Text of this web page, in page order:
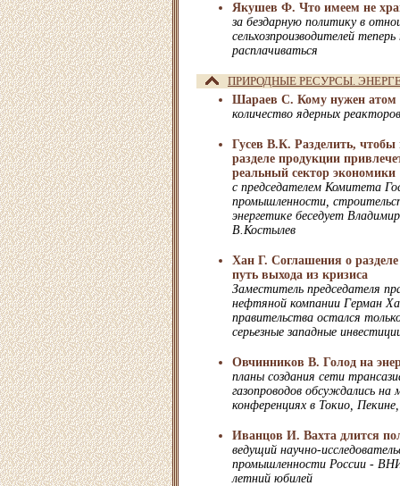
Якушев Ф. Что имеем не
за бездарную политику в
сельхозпроизводителей
расплачиваться
ПРИРОДНЫЕ РЕСУРСЫ.
Шараев С. Кому нужен атом
количество ядерных
Гусев В.К. Разделить,
разделе продукции
реальный сектор экономики
с председателем Комитета
промышленности,
энергетике беседует
В.Костылев
Хан Г. Соглашения о
путь выхода из кризиса
Заместитель председателя
нефтяной компании Герман
правительства остался
серьезные западные
Овчинников В. Голод на
планы создания сети
газопроводов обсуждались
конференциях в Токио,
Иванцов И. Вахта длится
ведущий научно-
промышленности России -
летний юбилей